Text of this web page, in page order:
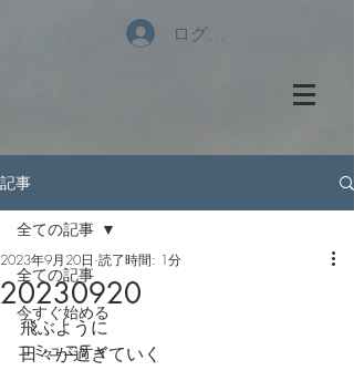
ログイン
記事
全ての記事
今すぐ始める
コミュニティ
全ての記事
20230920
2023年9月20日 読了時間: 1分
飛ぶように
日々が過ぎていく